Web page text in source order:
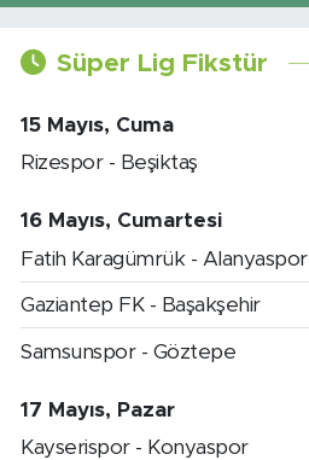
Süper Lig Fikstür
15 Mayıs, Cuma
Rizespor - Beşiktaş
16 Mayıs, Cumartesi
Fatih Karagümrük - Alanyaspor
Gaziantep FK - Başakşehir
Samsunspor - Göztepe
17 Mayıs, Pazar
Kayserispor - Konyaspor